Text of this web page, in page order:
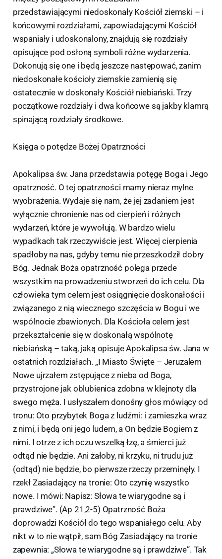
przedstawiającymi niedoskonały Kościół ziemski – i
końcowymi rozdziałami, zapowiadającymi Kościół
wspaniały i udoskonalony, znajdują się rozdziały
opisujące pod osłoną symboli różne wydarzenia.
Dokonują się one i będą jeszcze następować, zanim
niedoskonałe kościoły ziemskie zamienią się
ostatecznie w doskonały Kościół niebiański. Trzy
początkowe rozdziały i dwa końcowe są jakby klamrą
spinającą rozdziały środkowe.
Księga o potędze Bożej Opatrzności
Apokalipsa św. Jana przedstawia potęgę Boga i Jego
opatrzność. O tej opatrzności mamy nieraz mylne
wyobrażenia. Wydaje się nam, że jej zadaniem jest
wyłącznie chronienie nas od cierpień i różnych
wydarzeń, które je wywołują. W bardzo wielu
wypadkach tak rzeczywiście jest. Więcej cierpienia
spadłoby na nas, gdyby temu nie przeszkodził dobry
Bóg. Jednak Boża opatrzność polega przede
wszystkim na prowadzeniu stworzeń do ich celu. Dla
człowieka tym celem jest osiągnięcie doskonałości i
związanego z nią wiecznego szczęścia w Bogu i we
wspólnocie zbawionych. Dla Kościoła celem jest
przekształcenie się w doskonałą wspólnotę
niebiańską – taką, jaką opisuje Apokalipsa św. Jana w
ostatnich rozdziałach. „I Miasto Święte – Jeruzalem
Nowe ujrzałem zstępujące z nieba od Boga,
przystrojone jak oblubienica zdobna w klejnoty dla
swego męża. I usłyszałem donośny głos mówiący od
tronu: Oto przybytek Boga z ludźmi: i zamieszka wraz
z nimi, i będą oni jego ludem, a On będzie Bogiem z
nimi. I otrze z ich oczu wszelką łzę, a śmierci już
odtąd nie będzie. Ani żałoby, ni krzyku, ni trudu już
(odtąd) nie będzie, bo pierwsze rzeczy przeminęły. I
rzekł Zasiadający na tronie: Oto czynię wszystko
nowe. I mówi: Napisz: Słowa te wiarygodne są i
prawdziwe”. (Ap 21,2-5) Opatrzność Boża
doprowadzi Kościół do tego wspaniałego celu. Aby
nikt w to nie wątpił, sam Bóg Zasiadający na tronie
zapewnia: „Słowa te wiarygodne są i prawdziwe”. Tak